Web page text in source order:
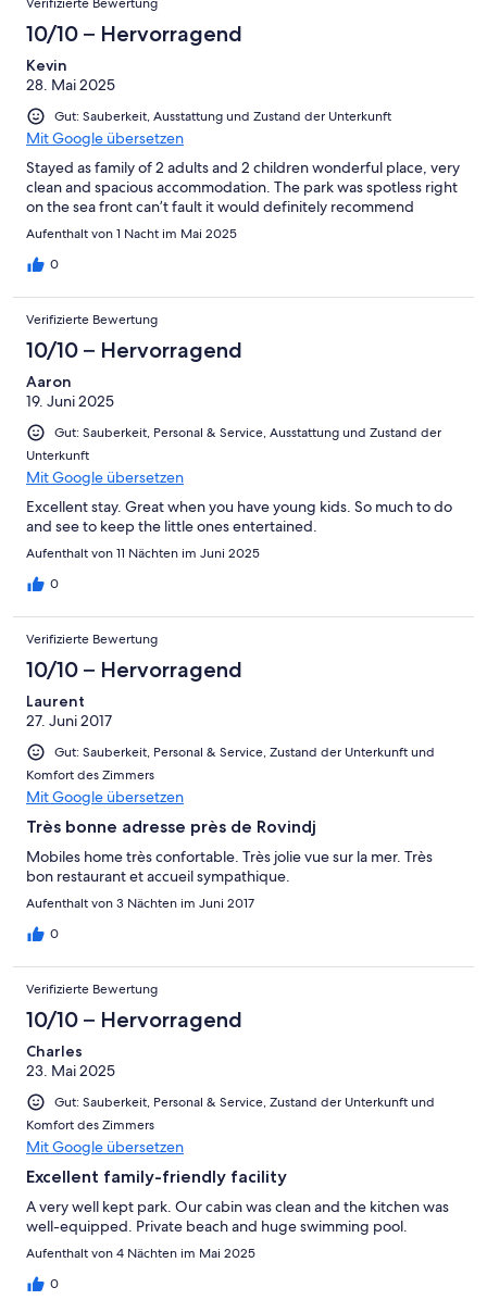
10/10 – Hervorragend
Kevin
28. Mai 2025
Gut: Sauberkeit, Ausstattung und Zustand der Unterkunft
Mit Google übersetzen
Stayed as family of 2 adults and 2 children wonderful place, very
clean and spacious accommodation. The park was spotless right
on the sea front can’t fault it would definitely recommend
Aufenthalt von 1 Nacht im Mai 2025
0
Verifizierte Bewertung
10/10 – Hervorragend
Aaron
19. Juni 2025
Gut: Sauberkeit, Personal & Service, Ausstattung und Zustand der
Unterkunft
Mit Google übersetzen
Excellent stay. Great when you have young kids. So much to do
and see to keep the little ones entertained.
Aufenthalt von 11 Nächten im Juni 2025
0
Verifizierte Bewertung
10/10 – Hervorragend
Laurent
27. Juni 2017
Gut: Sauberkeit, Personal & Service, Zustand der Unterkunft und
Komfort des Zimmers
Mit Google übersetzen
Très bonne adresse près de Rovindj
Mobiles home très confortable. Très jolie vue sur la mer. Très
bon restaurant et accueil sympathique.
Aufenthalt von 3 Nächten im Juni 2017
0
Verifizierte Bewertung
10/10 – Hervorragend
Charles
23. Mai 2025
Gut: Sauberkeit, Personal & Service, Zustand der Unterkunft und
Komfort des Zimmers
Mit Google übersetzen
Excellent family-friendly facility
A very well kept park. Our cabin was clean and the kitchen was
well-equipped. Private beach and huge swimming pool.
Aufenthalt von 4 Nächten im Mai 2025
0